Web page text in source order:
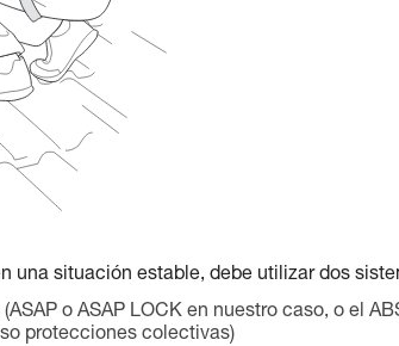
una situación estable, debe utilizar dos
o ASAP LOCK en nuestro caso, o el
protecciones colectivas)